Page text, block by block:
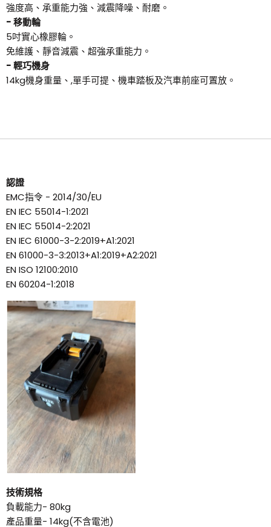
強度高、承重能力強、減震降噪、耐磨。
- 移動輪
5吋實心橡膠輪。
免維護、靜音減震、超強承重能力。
- 輕巧機身
14kg機身重量、,單手可提、機車踏板及汽車前座可置放。
認證
EMC指令 - 2014/30/EU
EN IEC 55014-1:2021
EN IEC 55014-2:2021
EN IEC 61000-3-2:2019+A1:2021
EN 61000-3-3:2013+A1:2019+A2:2021
EN ISO 12100:2010
EN 60204-1:2018
技術規格
負載能力- 80kg
產品重量- 14kg(不含電池)